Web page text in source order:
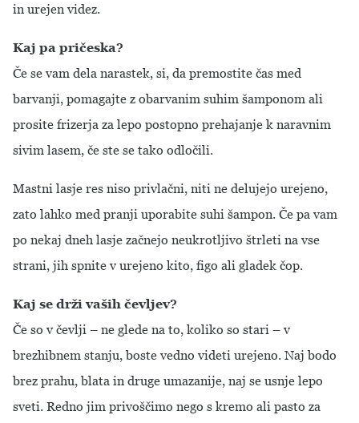
in urejen videz.
Kaj pa pričeska?
Če se vam dela narastek, si, da premostite čas med
barvanji, pomagajte z obarvanim suhim šamponom ali
prosite frizerja za lepo postopno prehajanje k naravnim
sivim lasem, če ste se tako odločili.
Mastni lasje res niso privlačni, niti ne delujejo urejeno,
zato lahko med pranji uporabite suhi šampon. Če pa vam
po nekaj dneh lasje začnejo neukrotljivo štrleti na vse
strani, jih spnite v urejeno kito, figo ali gladek čop.
Kaj se drži vaših čevljev?
Če so v čevlji – ne glede na to, koliko so stari – v
brezhibnem stanju, boste vedno videti urejeno. Naj bodo
brez prahu, blata in druge umazanije, naj se usnje lepo
sveti. Redno jim privoščimo nego s kremo ali pasto za